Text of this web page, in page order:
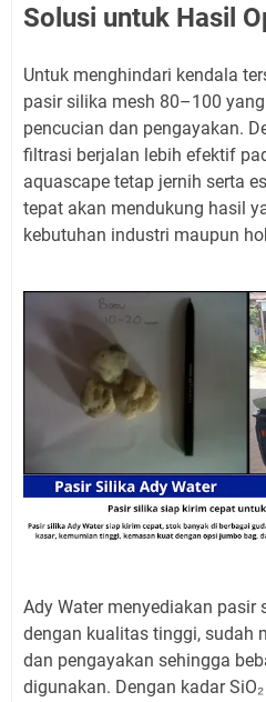
Solusi untuk Hasil
Untuk menghindari kendala
pasir silika mesh 80–100
pencucian dan pengayakan.
filtrasi berjalan lebih efektif
aquascape tetap jernih serta
tepat akan mendukung hasil
kebutuhan industri maupun
Ady Water menyediakan pasir
dengan kualitas tinggi, sudah
dan pengayakan sehingga
digunakan. Dengan kadar